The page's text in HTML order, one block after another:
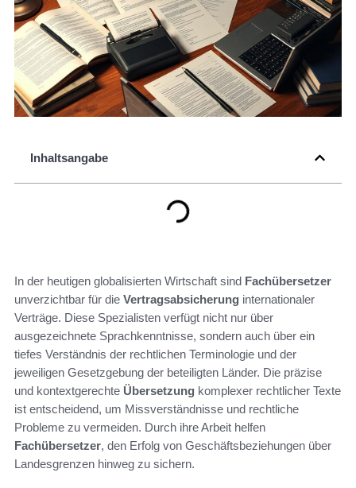
Inhaltsangabe
In der heutigen globalisierten Wirtschaft sind Fachübersetzer
unverzichtbar für die Vertragsabsicherung internationaler
Verträge. Diese Spezialisten verfügt nicht nur über
ausgezeichnete Sprachkenntnisse, sondern auch über ein
tiefes Verständnis der rechtlichen Terminologie und der
jeweiligen Gesetzgebung der beteiligten Länder. Die präzise
und kontextgerechte Übersetzung komplexer rechtlicher Texte
ist entscheidend, um Missverständnisse und rechtliche
Probleme zu vermeiden. Durch ihre Arbeit helfen
Fachübersetzer, den Erfolg von Geschäftsbeziehungen über
Landesgrenzen hinweg zu sichern.